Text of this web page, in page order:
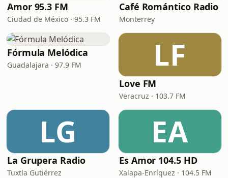
Amor 95.3 FM
Ciudad de México · 95.3 FM
Café Romántico Radio
Monterrey
Fórmula Melódica
Guadalajara · 97.9 FM LF
Love FM
Veracruz · 103.7 FM
LG
La Grupera Radio
Tuxtla Gutiérrez
EA
Es Amor 104.5 HD
Xalapa-Enríquez · 104.5 FM